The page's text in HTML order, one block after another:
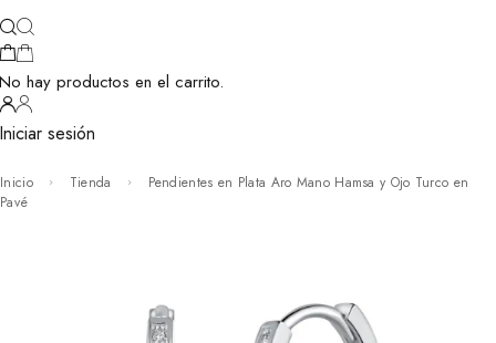
hay productos en el carrito.
sesión
Inicio Tienda
Pendientes en Plata Aro Mano Hamsa y Ojo Turco en
Pavé